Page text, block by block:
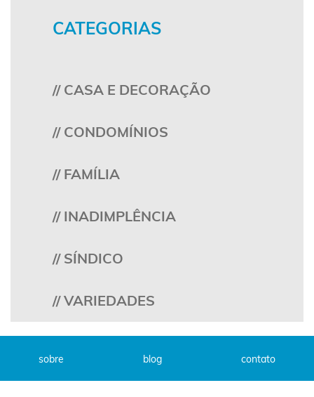
CATEGORIAS
// CASA E DECORAÇÃO
// CONDOMÍNIOS
// FAMÍLIA
// INADIMPLÊNCIA
// SÍNDICO
// VARIEDADES
sobre blog contato